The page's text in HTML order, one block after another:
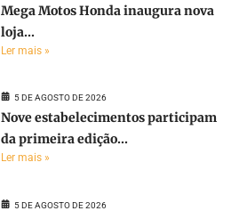
Mega Motos Honda inaugura nova
loja...
Ler mais »
5 DE AGOSTO DE 2026
Nove estabelecimentos participam
da primeira edição...
Ler mais »
5 DE AGOSTO DE 2026